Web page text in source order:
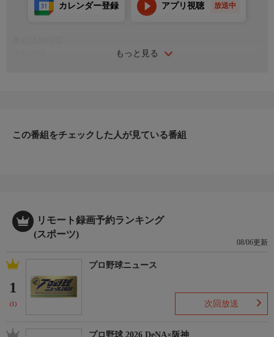
もっと見る
カレンダー登録 アプリ視聴 放送中
●橋本千紘×ジョーダン・グレイス
ジー＆高瀬みゆき
●シン・広田さくら×優宇
●YUNA×鈴木ユラ
この番組をチェックした人が見ている番組
リモート録画予約ランキング
(スポーツ)
08/06更新
1
(1)
プロ野球ニュース
次回放送
プロ野球 2026 DeNA×阪神